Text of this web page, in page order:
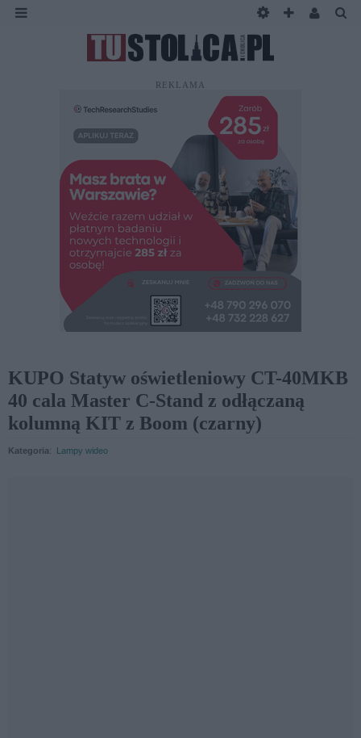
REKLAMA
KUPO Statyw oświetleniowy CT-40MKB
40 cala Master C-Stand z odłączaną
kolumną KIT z Boom (czarny)
Kategoria: Lampy wideo